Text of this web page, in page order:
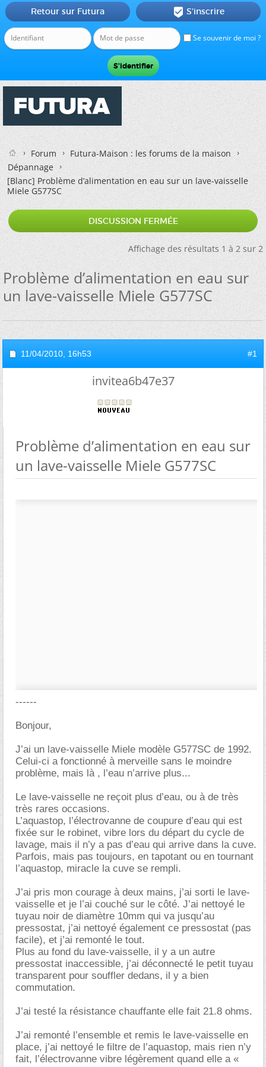
Se souvenir de moi ?
Retour sur Futura  S'inscrire
Forum
Futura-Maison : les forums de la maison
Dépannage
[Blanc]Problème d’alimentation en eau sur un lave-vaisselle
Miele G577SC
DISCUSSION FERMÉE
Affichage des résultats 1 à 2 sur 2
Problème d’alimentation en eau sur
un lave-vaisselle Miele G577SC
11/04/2010, 16h53 #1
invitea6b47e37
Problème d’alimentation en eau sur
un lave-vaisselle Miele G577SC
------
Bonjour,
J’ai un lave-vaisselle Miele modèle G577SC de 1992.
Celui-ci a fonctionné à merveille sans le moindre
problème, mais là , l’eau n’arrive plus...
Le lave-vaisselle ne reçoit plus d’eau, ou à de très
très rares occasions.
L’aquastop, l’électrovanne de coupure d’eau qui est
fixée sur le robinet, vibre lors du départ du cycle de
lavage, mais il n’y a pas d’eau qui arrive dans la cuve.
Parfois, mais pas toujours, en tapotant ou en tournant
l’aquastop, miracle la cuve se rempli.
J’ai pris mon courage à deux mains, j’ai sorti le lave-
vaisselle et je l’ai couché sur le côté. J’ai nettoyé le
tuyau noir de diamètre 10mm qui va jusqu’au
pressostat, j’ai nettoyé également ce pressostat (pas
facile), et j’ai remonté le tout.
Plus au fond du lave-vaisselle, il y a un autre
pressostat inaccessible, j’ai déconnecté le petit tuyau
transparent pour souffler dedans, il y a bien
commutation.
J’ai testé la résistance chauffante elle fait 21.8 ohms.
J’ai remonté l’ensemble et remis le lave-vaisselle en
place, j’ai nettoyé le filtre de l’aquastop, mais rien n’y
fait, l’électrovanne vibre légèrement quand elle a «